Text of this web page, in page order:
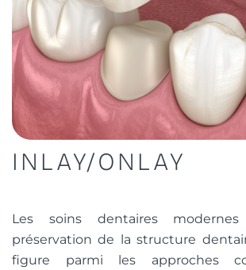
INLAY/ONLAY
Les soins dentaires
préservation de la structure
figure parmi les approches